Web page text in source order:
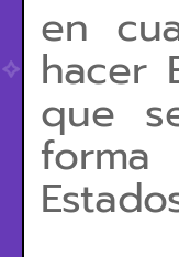
en
hacer
que